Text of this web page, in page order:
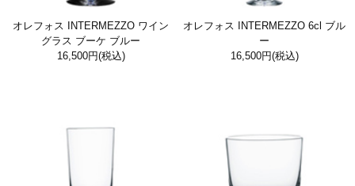
オレフォス INTERMEZZO ワイン
グラス ブーケ ブルー
16,500円(税込)
オレフォス INTERMEZZO 6cl ブル
ー
16,500円(税込)